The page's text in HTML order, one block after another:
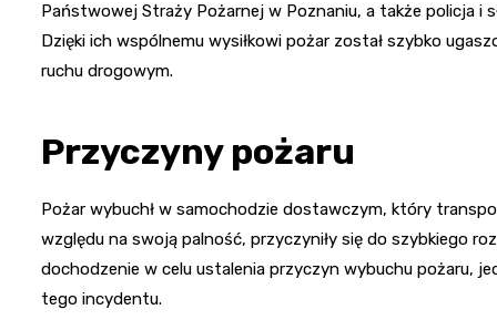
Państwowej Straży Pożarnej w Poznaniu, a także policja i
Dzięki ich wspólnemu wysiłkowi pożar został szybko
ruchu drogowym.
Przyczyny pożaru
Pożar wybuchł w samochodzie dostawczym, który
względu na swoją palność, przyczyniły się do szybkiego
dochodzenie w celu ustalenia przyczyn wybuchu pożaru,
tego incydentu.